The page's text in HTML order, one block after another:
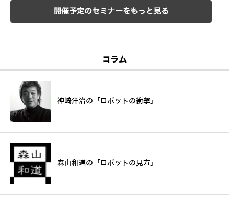
開催予定のセミナーをもっと見る
コラム
神崎洋治の「ロボットの衝撃」
森山和道の「ロボットの見方」